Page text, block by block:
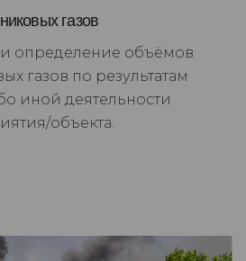
газов
и определение объёмов
газов по результатам
иной деятельности
объекта.